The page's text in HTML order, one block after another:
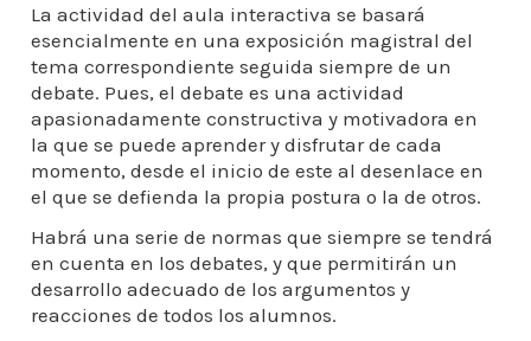
La actividad del aula interactiva se basará
esencialmente en una exposición magistral del
tema correspondiente seguida siempre de un
debate. Pues, el debate es una actividad
apasionadamente constructiva y motivadora en
la que se puede aprender y disfrutar de cada
momento, desde el inicio de este al desenlace en
el que se defienda la propia postura o la de otros.
Habrá una serie de normas que siempre se tendrá
en cuenta en los debates, y que permitirán un
desarrollo adecuado de los argumentos y
reacciones de todos los alumnos.